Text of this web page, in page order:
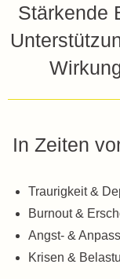
Stärkende
In Zeiten
Traurigkeit &
Burnout &
Angst- &
Krisen &